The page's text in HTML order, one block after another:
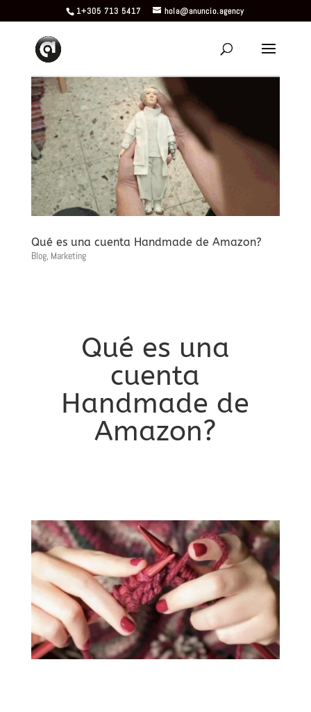
1+305 713 5417 hola@anuncio.agency
Qué es una cuenta Handmade de Amazon?
Blog, Marketing
Qué es una
cuenta
Handmade de
Amazon?